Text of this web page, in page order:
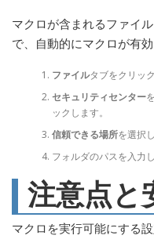
マクロが含まれるファイ
で、自動的にマクロが有
ファイルタブをクリック
セキュリティセンター
ックします。
信頼できる場所を選択し
フォルダのパスを入力し
注意点と
マクロを実行可能にする